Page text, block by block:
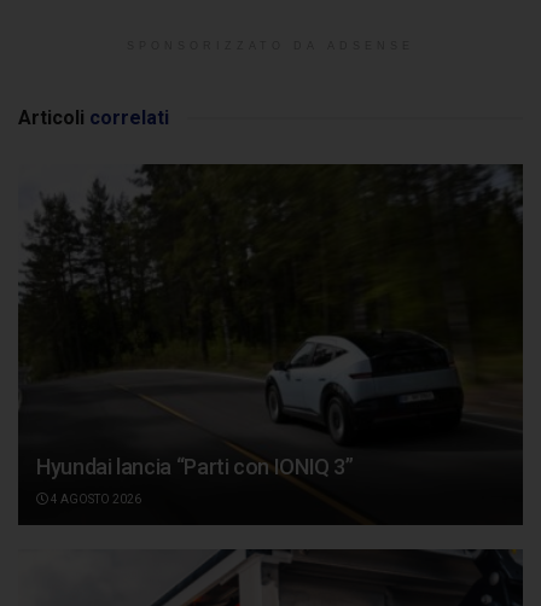
Articoli correlati
Hyundai lancia “Parti con IONIQ 3”
4 AGOSTO 2026